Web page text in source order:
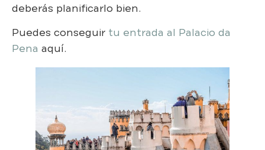
deberás planificarlo bien.
Puedes conseguir tu entrada al Palacio da
Pena aquí.